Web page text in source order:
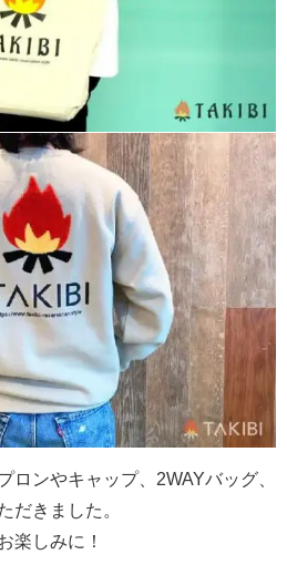
ロンやキャップ、2WAYバッグ、
だきました。
楽しみに！